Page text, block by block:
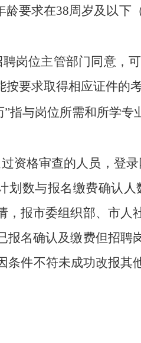
要求在38周岁及以下
岗位主管部门同意，
要求取得相应证件的
指与岗位所需和所学
资格审查的人员，登
数与报名缴费确认
报市委组织部、市人
名确认及缴费但招聘
件不符未成功改报